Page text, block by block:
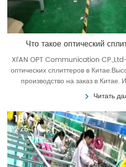
‌Что такое оптический
XI’AN OPT Communication
оптических сплиттеров в
производство на заказ в
Гарантия на 3
Читать
18
02 25